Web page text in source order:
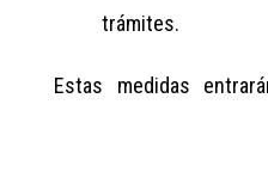
trámites.
Estas medidas